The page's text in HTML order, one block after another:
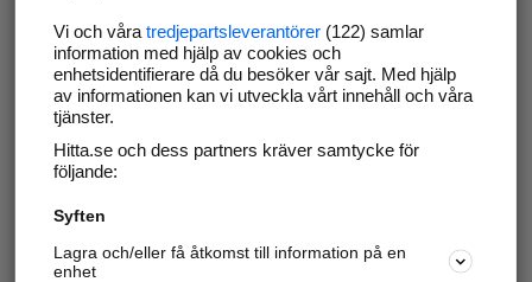
Vi och våra tredjepartsleverantörer(122) samlar
information med hjälp av cookies och
enhetsidentifierare då du besöker vår sajt. Med hjälp
av informationen kan vi utveckla vårt innehåll och våra
tjänster.
Hitta.se och dess partners kräver samtycke för
följande:
Syften
Lagra och/eller få åtkomst till information på en
enhet